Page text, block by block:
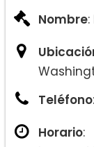
Nombre
Teléfono:
Horario: